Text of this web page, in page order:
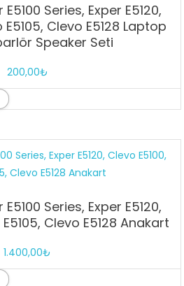
E5100 Series, Exper E5120,
Clevo E5128 Laptop
Speaker Seti
200,00₺
E5100 Series, Exper E5120,
Clevo E5128 Anakart
1.400,00₺